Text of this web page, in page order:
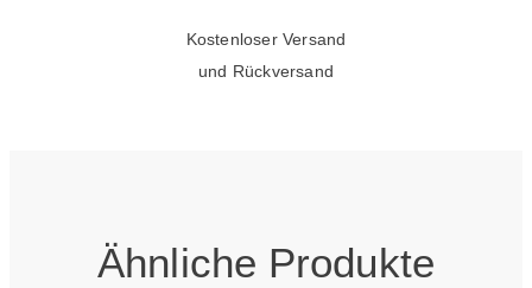
Kostenloser Versand
und Rückversand
Ähnliche Produkte